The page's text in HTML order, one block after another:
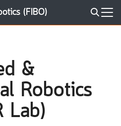
(FIBO)
&
Robotics
Lab)